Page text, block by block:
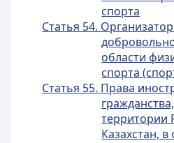
спорта
Статья 54.
области
спорта
Статья 55. Права
территории
Казахстан,